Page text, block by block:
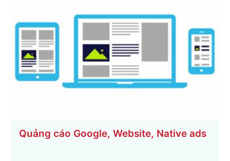
Quảng cáo Google, Website, Native ads